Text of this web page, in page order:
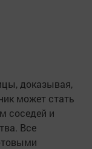
доказывая,
может стать
соседей и
Все